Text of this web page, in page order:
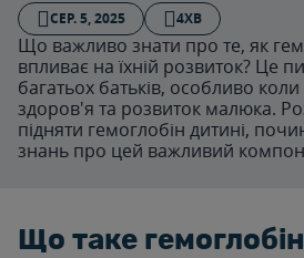
СЕР. 5, 2025 4ХВ
Що важливо знати про те, як
впливає на їхній розвиток? Це
багатьох батьків, особливо
здоров'я та розвиток малюка.
підняти гемоглобін дитині,
знань про цей важливий
Що таке